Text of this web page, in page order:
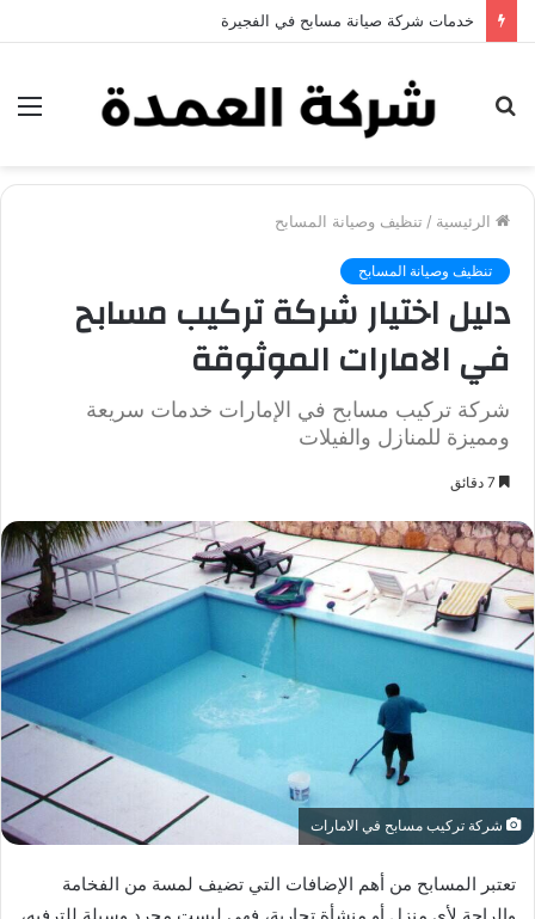
خدمات شركة جلي وتلميع الرخام في العين
الرئيسية / تنظيف وصيانة المسابح
تنظيف وصيانة المسابح
دليل اختيار شركة تركيب مسابح
في الامارات الموثوقة
شركة تركيب مسابح في الإمارات خدمات سريعة
ومميزة للمنازل والفيلات
شركة تركيب مسابح في الامارات
تعتبر المسابح من أهم الإضافات التي تضيف لمسة من الفخامة